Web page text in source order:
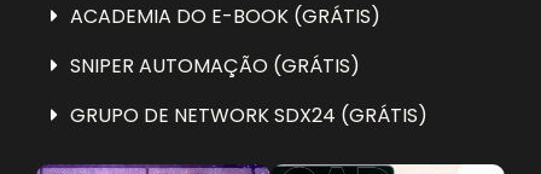
ACADEMIA DO E-BOOK (GRÁTIS)
SNIPER AUTOMAÇÃO (GRÁTIS)
GRUPO DE NETWORK SDX24 (GRÁTIS)